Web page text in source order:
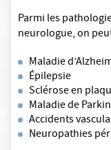
Parmi les
neurologue, on
Maladie
Épilepsie
Sclérose en
Maladie de
Accidents
Neuropathies